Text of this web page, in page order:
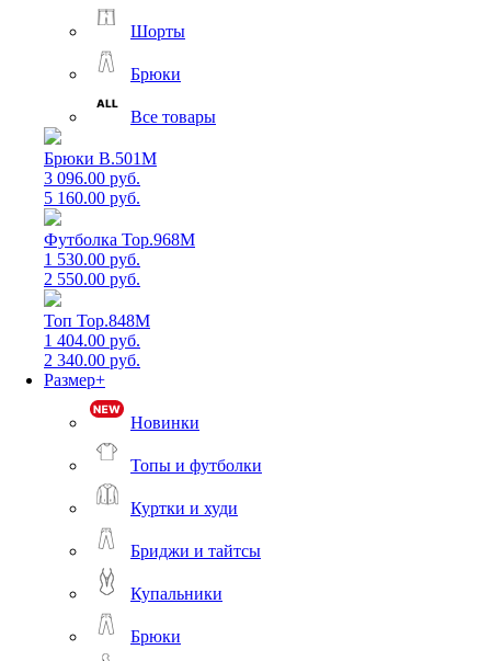
Шорты
Брюки
Все товары
Брюки B.501M
3 096.00 руб.
5 160.00 руб.
Футболка Top.968M
1 530.00 руб.
2 550.00 руб.
Топ Top.848M
1 404.00 руб.
2 340.00 руб.
Размер+
Новинки
Топы и футболки
Куртки и худи
Бриджи и тайтсы
Купальники
Брюки